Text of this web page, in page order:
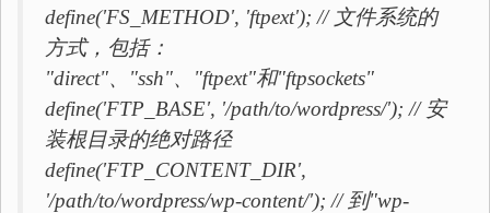
define('FS_METHOD', 'ftpext'); // 文件系统的
方式，包括：
"direct"、"ssh"、"ftpext"和"ftpsockets"
define('FTP_BASE', '/path/to/wordpress/'); // 安
装根目录的绝对路径
define('FTP_CONTENT_DIR',
'/path/to/wordpress/wp-content/'); // 到"wp-